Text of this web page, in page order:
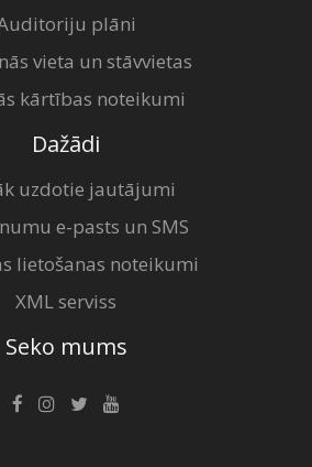
plāni
vieta un stāvvietas
kārtības noteikumi
Dažādi
uzdotie jautājumi
e-pasts un SMS
lietošanas noteikumi
XML serviss
Seko mums